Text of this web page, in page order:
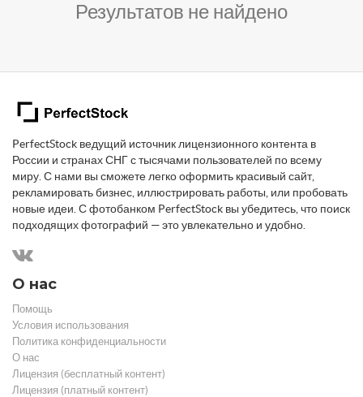
Результатов не найдено
PerfectStock ведущий источник лицензионного контента в
России и странах СНГ с тысячами пользователей по всему
миру. С нами вы сможете легко оформить красивый сайт,
рекламировать бизнес, иллюстрировать работы, или пробовать
новые идеи. С фотобанком PerfectStock вы убедитесь, что поиск
подходящих фотографий — это увлекательно и удобно.
О нас
Помощь
Условия использования
Политика конфиденциальности
О нас
Лицензия (бесплатный контент)
Лицензия (платный контент)